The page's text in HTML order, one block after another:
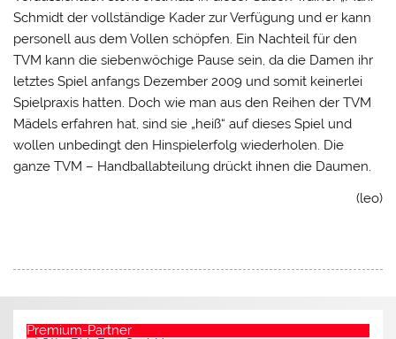
Schmidt der vollständige Kader zur Verfügung und er kann
personell aus dem Vollen schöpfen. Ein Nachteil für den
TVM kann die siebenwöchige Pause sein, da die Damen ihr
letztes Spiel anfangs Dezember 2009 und somit keinerlei
Spielpraxis hatten. Doch wie man aus den Reihen der TVM
Mädels erfahren hat, sind sie „heiß“ auf dieses Spiel und
wollen unbedingt den Hinspielerfolg wiederholen. Die
ganze TVM – Handballabteilung drückt ihnen die Daumen.
(leo)
Premium-Partner